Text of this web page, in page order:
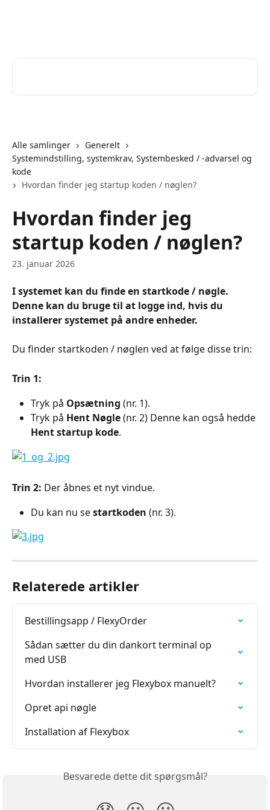
Alle samlinger
Generelt
Systemindstilling, systemkrav, Systembesked / -advarsel og
kode
Hvordan finder jeg startup koden / nøglen?
Hvordan finder jeg
startup koden / nøglen?
23. januar 2026
I systemet kan du finde en startkode / nøgle.
Denne kan du bruge til at logge ind, hvis du
installerer systemet på andre enheder.
Du finder startkoden / nøglen ved at følge disse trin:
Trin 1:
Tryk på Opsætning (nr. 1).
Tryk på Hent Nøgle (nr. 2) Denne kan også hedde
Hent startup kode.
Trin 2: Der åbnes et nyt vindue.
Du kan nu se startkoden (nr. 3).
Relaterede artikler
Bestillingsapp / FlexyOrder
Sådan sætter du din dankort terminal op
med USB
Hvordan installerer jeg Flexybox manuelt?
Opret api nøgle
Installation af Flexybox
Besvarede dette dit spørgsmål?